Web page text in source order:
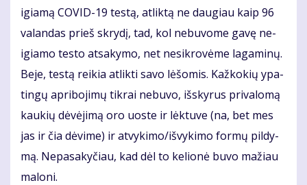
igia­mą CO­VID-19 tes­tą, at­lik­tą ne dau­giau kaip 96
va­lan­das prieš skry­dį, tad, kol ne­bu­vo­me ga­vę ne­
igia­mo tes­to at­sa­ky­mo, net ne­si­kro­vė­me la­ga­mi­nų.
Be­je, tes­tą rei­kia at­lik­ti sa­vo lė­šo­mis. Kaž­ko­kių ypa­
tin­gų ap­ri­bo­ji­mų tik­rai ne­bu­vo, iš­sky­rus pri­va­lo­mą
kau­kių dė­vė­ji­mą oro uos­te ir lėk­tu­ve (na, bet mes
jas ir čia dė­vi­me) ir at­vy­ki­mo/iš­vy­ki­mo for­mų pil­dy­
mą. Ne­pa­sa­ky­čiau, kad dėl to ke­lio­nė bu­vo ma­žiau
ma­lo­ni.